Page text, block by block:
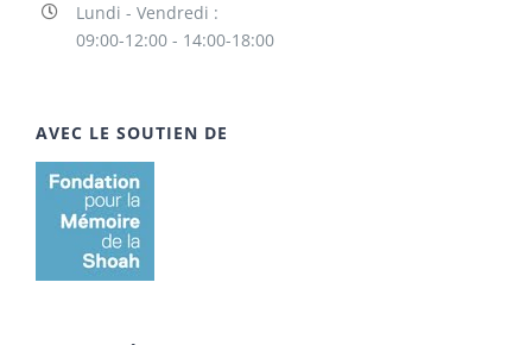
Lundi - Vendredi :
09:00-12:00 - 14:00-18:00
AVEC LE SOUTIEN DE